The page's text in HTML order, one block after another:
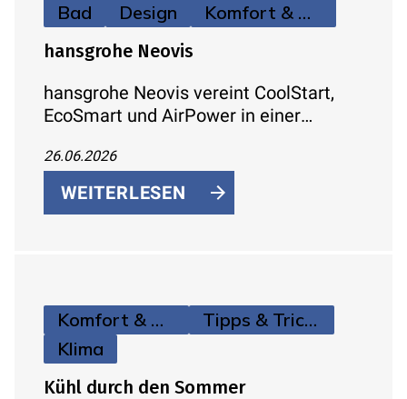
Bad Design Komfort & Hygiene
hansgrohe Neovis
hansgrohe Neovis vereint CoolStart,
EcoSmart und AirPower in einer
Dusche und Badewanne –
energiesparend, wassereffizient und
komfortabel.
26.06.2026
WEITERLESEN
Komfort & Hygiene
Tipps & Tricks
Klima
Kühl durch den Sommer